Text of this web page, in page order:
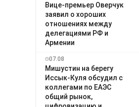
Вице-премьер Оверчук
заявил о хороших
отношениях между
делегациями РФ и
Армении
07.08
Мишустин на берегу
Иссык-Куля обсудил с
коллегами по ЕАЭС
общий рынок,